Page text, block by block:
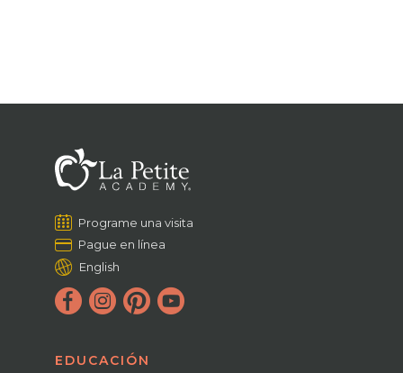
Programe una visita
Pague en línea
English
EDUCACIÓN